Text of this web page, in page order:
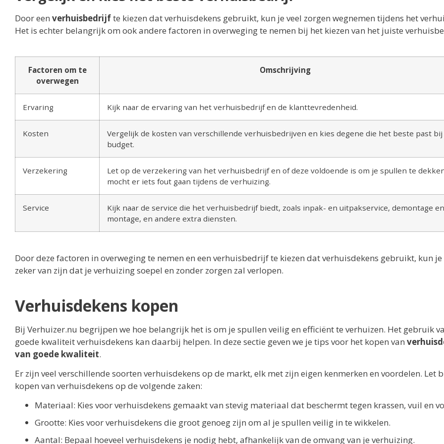
Door een verhuisbedrijfte kiezen dat verhuisdekens gebruikt, kun je veel zorgen wegnemen tijdens het
Het is echter belangrijk om ook andere factoren in overweging te nemen bij het kiezen van het juiste
Factoren om te
overwegen
Omschrijving
Ervaring Kijk naar de ervaring van het verhuisbedrijf en de klanttevredenheid.
Kosten
Vergelijk de kosten van verschillende verhuisbedrijven en kies degene die het beste past
budget.
Verzekering
Let op de verzekering van het verhuisbedrijf en of deze voldoende is om je spullen te
mocht er iets fout gaan tijdens de verhuizing.
Service
Kijk naar de service die het verhuisbedrijf biedt, zoals inpak- en uitpakservice, demontage en
montage, en andere extra diensten.
Door deze factoren in overweging te nemen en een verhuisbedrijf te kiezen dat verhuisdekens gebruikt, kun je
zeker van zijn dat je verhuizing soepel en zonder zorgen zal verlopen.
Verhuisdekens kopen
Bij Verhuizer.nu begrijpen we hoe belangrijk het is om je spullen veilig en efficiënt te verhuizen. Het gebruik
goede kwaliteit verhuisdekens kan daarbij helpen. In deze sectie geven we je tips voor het kopen van
van goede kwaliteit.
Er zijn veel verschillende soorten verhuisdekens op de markt, elk met zijn eigen kenmerken en voordelen. Let
kopen van verhuisdekens op de volgende zaken:
Materiaal: Kies voor verhuisdekens gemaakt van stevig materiaal dat beschermt tegen krassen, vuil en
Grootte: Kies voor verhuisdekens die groot genoeg zijn om al je spullen veilig in te wikkelen.
Aantal: Bepaal hoeveel verhuisdekens je nodig hebt, afhankelijk van de omvang van je verhuizing.